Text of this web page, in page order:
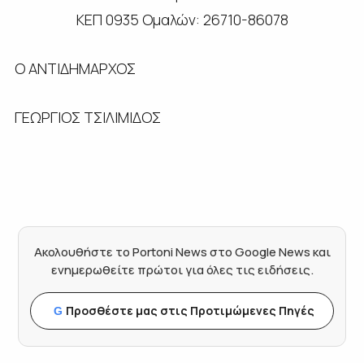
ΚΕΠ 0935 Ομαλών: 26710-86078
Ο ΑΝΤΙΔΗΜΑΡΧΟΣ
ΓΕΩΡΓΙΟΣ ΤΣΙΛΙΜΙΔΟΣ
Ακολουθήστε το Portoni News στο Google News και
ενημερωθείτε πρώτοι για όλες τις ειδήσεις.
G Προσθέστε μας στις Προτιμώμενες Πηγές